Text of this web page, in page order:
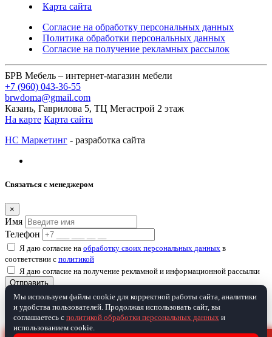
Карта сайта
Согласие на обработку персональных данных
Политика обработки персональных данных
Согласие на получение рекламных рассылок
БРВ Мебель – интернет-магазин мебели
+7 (960) 043-36-55
brwdoma@gmail.com
Казань, Гаврилова 5, ТЦ Мегастрой 2 этаж
На карте Карта сайта
НС Маркетинг - разработка сайта
Связаться с менеджером
×
Имя
Телефон
Я даю согласие на обработку своих персональных данных в
соответствии с политикой
Я даю согласие на получение рекламной и информационной рассылки
Отправить
Товар добавлен в корзину
×
Мы используем файлы cookie для корректной работы сайта, аналитики
и удобства пользователей. Продолжая использовать сайт, вы
соглашаетесь с политикой обработки персональных данных и
использованием cookie.